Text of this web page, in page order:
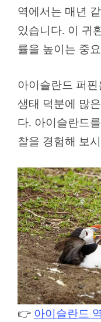
역에서는 매년
있습니다. 이 귀
률을 높이는 중
아이슬란드 퍼
생태 덕분에 많
다. 아이슬란드
찰을 경험해 보
👉 아이슬란드